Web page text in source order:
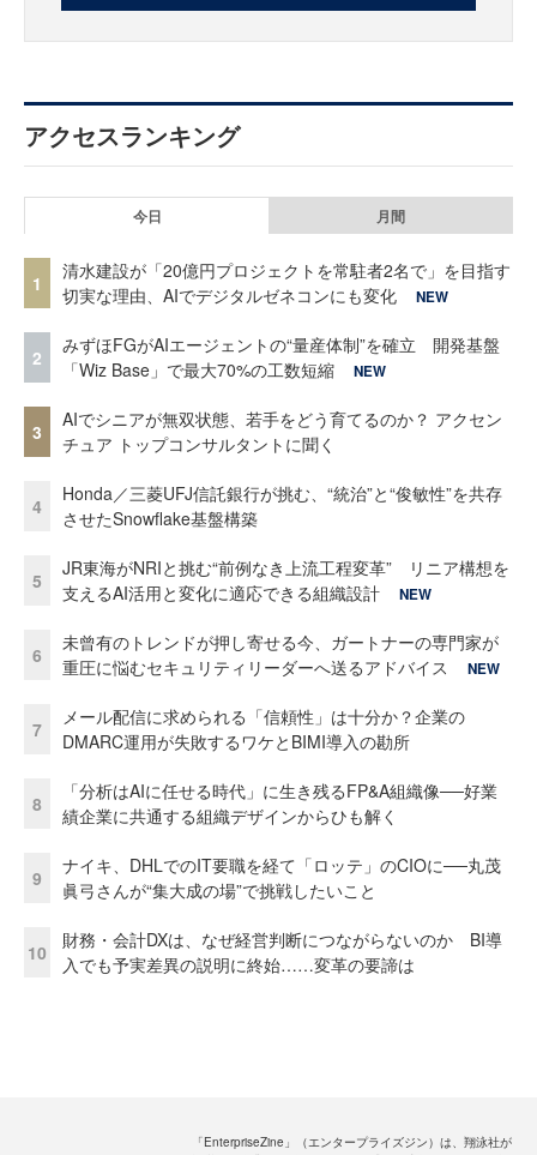
アクセスランキング
今日 月間
1
清水建設が「20億円プロジェクトを常駐者2名で」を目指す
切実な理由、AIでデジタルゼネコンにも変化
NEW
2
みずほFGがAIエージェントの“量産体制”を確立 開発基盤
「Wiz Base」で最大70%の工数短縮
NEW
3
AIでシニアが無双状態、若手をどう育てるのか？ アクセン
チュア トップコンサルタントに聞く
4
Honda／三菱UFJ信託銀行が挑む、“統治”と“俊敏性”を共存
させたSnowflake基盤構築
5
JR東海がNRIと挑む“前例なき上流工程変革” リニア構想を
支えるAI活用と変化に適応できる組織設計
NEW
6
未曾有のトレンドが押し寄せる今、ガートナーの専門家が
重圧に悩むセキュリティリーダーへ送るアドバイス
NEW
7
メール配信に求められる「信頼性」は十分か？企業の
DMARC運用が失敗するワケとBIMI導入の勘所
8
「分析はAIに任せる時代」に生き残るFP&A組織像──好業
績企業に共通する組織デザインからひも解く
9
ナイキ、DHLでのIT要職を経て「ロッテ」のCIOに──丸茂
眞弓さんが“集大成の場”で挑戦したいこと
10
財務・会計DXは、なぜ経営判断につながらないのか BI導
入でも予実差異の説明に終始……変革の要諦は
「EnterpriseZine」（エンタープライズジン）は、翔泳社が